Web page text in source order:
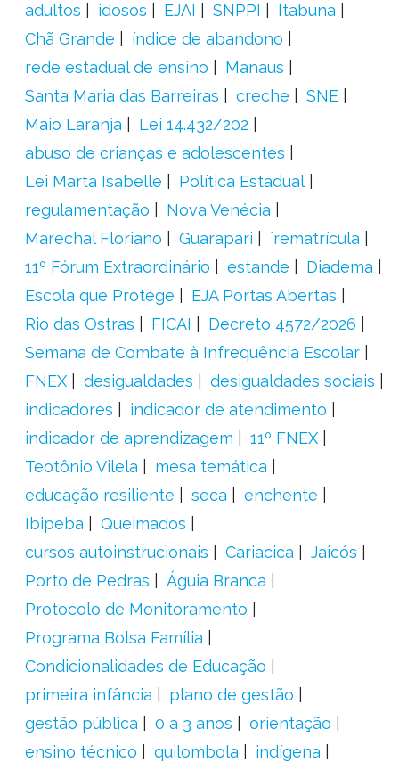
adultos
idosos EJAI SNPPI
Itabuna
Chã Grande
índice de abandono
rede estadual de ensino
Manaus
Santa Maria das Barreiras
creche
SNE
Maio Laranja
Lei 14.432/202
abuso de crianças e adolescentes
Lei Marta Isabelle
Política Estadual
regulamentação
Nova Venécia
Marechal Floriano
Guarapari
´rematrícula
11º Fórum Extraordinário
estande
Diadema
Escola que Protege
EJA Portas Abertas
Rio das Ostras
FICAI
Decreto 4572/2026
Semana de Combate à Infrequência Escolar
FNEX
desigualdades
desigualdades sociais
indicadores
indicador de atendimento
indicador de aprendizagem
11º FNEX
Teotônio Vilela
mesa temática
educação resiliente
seca
enchente
Ibipeba
Queimados
cursos autoinstrucionais
Cariacica
Jaicós
Porto de Pedras
Águia Branca
Protocolo de Monitoramento
Programa Bolsa Família
Condicionalidades de Educação
primeira infância
plano de gestão
gestão pública
0 a 3 anos
orientação
ensino técnico
quilombola
indígena